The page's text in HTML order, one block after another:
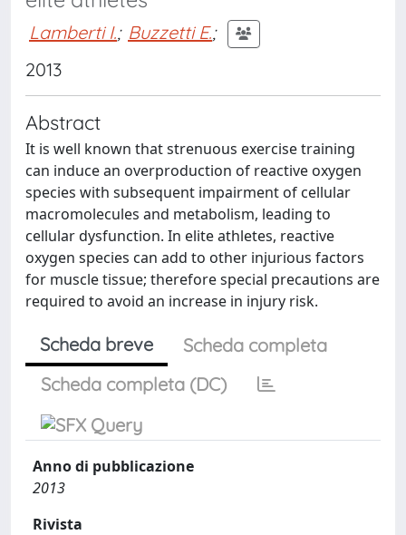
Lamberti I.; Buzzetti E.;
2013
Abstract
It is well known that strenuous exercise training
can induce an overproduction of reactive oxygen
species with subsequent impairment of cellular
macromolecules and metabolism, leading to
cellular dysfunction. In elite athletes, reactive
oxygen species can add to other injurious factors
for muscle tissue; therefore special precautions are
required to avoid an increase in injury risk.
Scheda breve
Scheda completa
Scheda completa (DC)
Anno di pubblicazione
2013
Rivista